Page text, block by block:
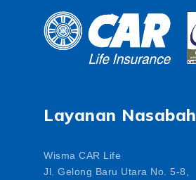
Layanan Nasabah
Wisma CAR Life
Jl. Gelong Baru Utara No. 5-8,